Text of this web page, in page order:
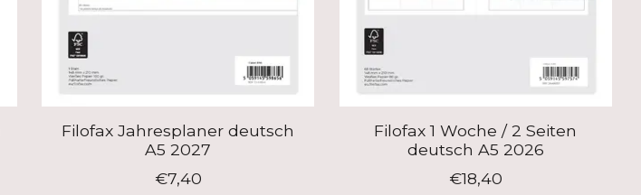
Filofax Jahresplaner deutsch
A5 2027
€7,40
Filofax 1 Woche / 2 Seiten
deutsch A5 2026
€18,40